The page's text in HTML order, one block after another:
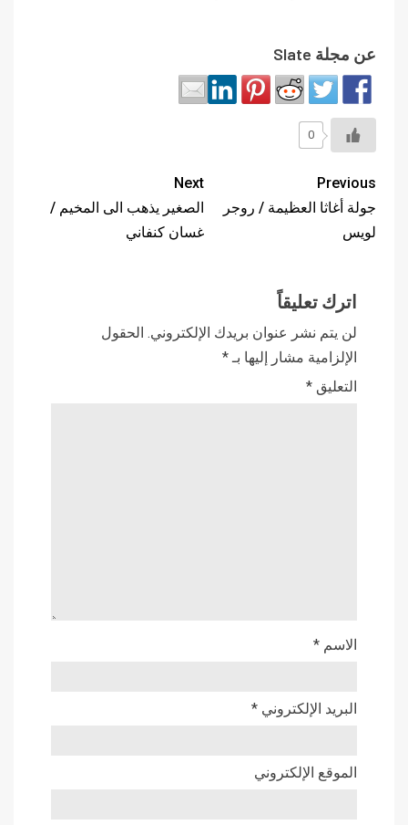
عن مجلة Slate
0
Previous
جولة أغاثا العظيمة / روجر
لويس
Next
الصغير يذهب الى المخيم /
غسان كنفاني
اترك تعليقاً
لن يتم نشر عنوان بريدك الإلكتروني. الحقول
الإلزامية مشار إليها بـ*
التعليق *
الاسم *
البريد الإلكتروني *
الموقع الإلكتروني